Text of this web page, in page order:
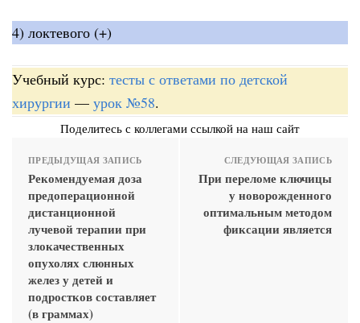
4) локтевого (+)
Учебный курс: тесты с ответами по детской
хирургии — урок №58.
Поделитесь с коллегами ссылкой на наш сайт
ПРЕДЫДУЩАЯ ЗАПИСЬ
Рекомендуемая доза
предоперационной
дистанционной
лучевой терапии при
злокачественных
опухолях слюнных
желез у детей и
подростков составляет
(в граммах)
СЛЕДУЮЩАЯ ЗАПИСЬ
При переломе ключицы
у новорожденного
оптимальным методом
фиксации является